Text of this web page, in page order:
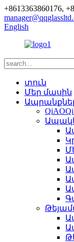
+8613363860176,
English
տուն
Մեր մասին
QiAOQi